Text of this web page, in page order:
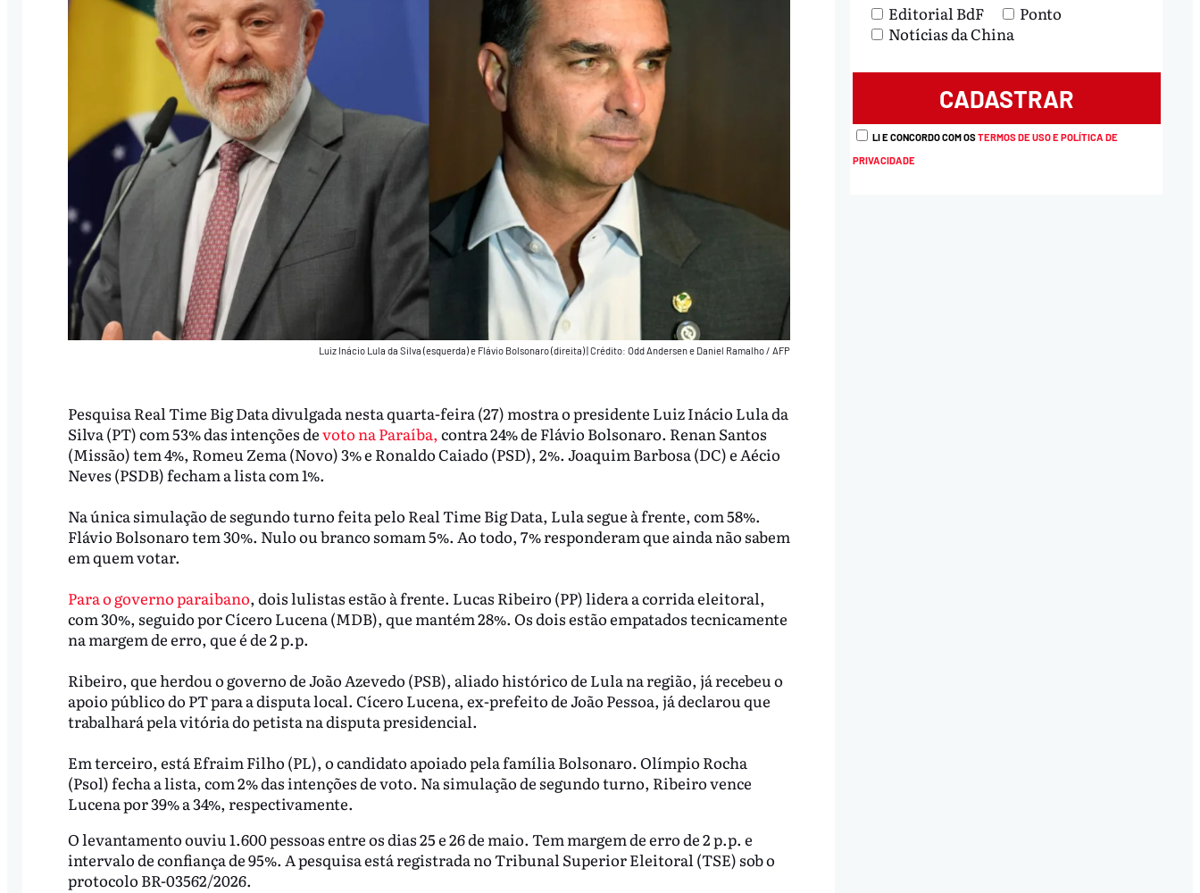
Luiz Inácio Lula da Silva (esquerda) e Flávio Bolsonaro (direita)|Crédito: Odd Andersen e Daniel Ramalho / AFP
Pesquisa Real Time Big Data divulgada nesta quarta-feira (27) mostra o presidente Luiz Inácio Lula da
Silva (PT) com 53% das intenções devoto na Paraíba, contra 24% de Flávio Bolsonaro. Renan Santos
(Missão) tem 4%, Romeu Zema (Novo) 3% e Ronaldo Caiado (PSD), 2%. Joaquim Barbosa (DC) e Aécio
Neves (PSDB) fecham a lista com 1%.
Na única simulação de segundo turno feita pelo Real Time Big Data, Lula segue à frente, com 58%.
Flávio Bolsonaro tem 30%. Nulo ou branco somam 5%. Ao todo, 7% responderam que ainda não sabem
em quem votar.
Para o governo paraibano, dois lulistas estão à frente. Lucas Ribeiro (PP) lidera a corrida eleitoral,
com 30%, seguido por Cícero Lucena (MDB), que mantém 28%. Os dois estão empatados tecnicamente
na margem de erro, que é de 2 p.p.
Ribeiro, que herdou o governo de João Azevedo (PSB), aliado histórico de Lula na região, já recebeu o
apoio público do PT para a disputa local. Cícero Lucena, ex-prefeito de João Pessoa, já declarou que
trabalhará pela vitória do petista na disputa presidencial.
Em terceiro, está Efraim Filho (PL), o candidato apoiado pela família Bolsonaro. Olímpio Rocha
(Psol) fecha a lista, com 2% das intenções de voto. Na simulação de segundo turno, Ribeiro vence
Lucena por 39% a 34%, respectivamente.
O levantamento ouviu 1.600 pessoas entre os dias 25 e 26 de maio. Tem margem de erro de 2 p.p. e
intervalo de confiança de 95%. A pesquisa está registrada no Tribunal Superior Eleitoral (TSE) sob o
protocolo BR-03562/2026.
Editorial BdF
Ponto
Notícias da China
LI E CONCORDO COM OSTERMOS DE USO E POLÍTICA DE
PRIVACIDADE